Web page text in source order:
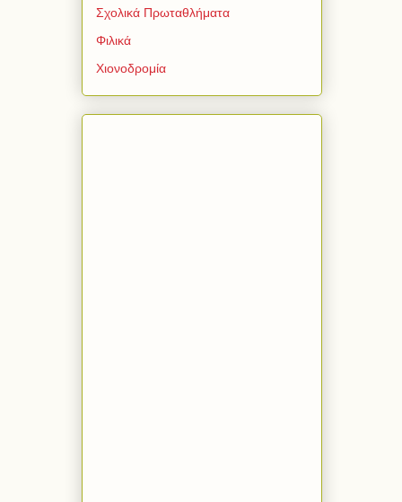
Σχολικά Πρωταθλήματα
Φιλικά
Χιονοδρομία